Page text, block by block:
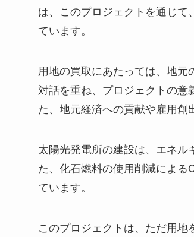
は、このプロジェクトを通じ
ています。
用地の買取にあたっては、地
対話を重ね、プロジェクトの意
た、地元経済への貢献や雇用創
太陽光発電所の建設は、エネル
た、化石燃料の使用削減によ
ています。
このプロジェクトは、ただ用